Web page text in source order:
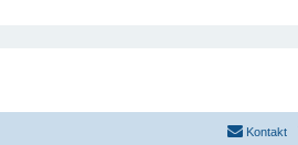
Kontakt